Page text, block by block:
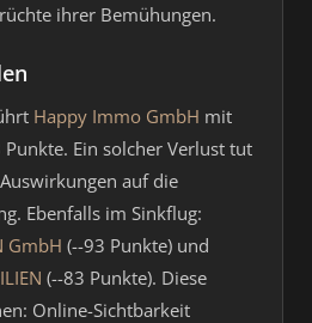
ihrer Bemühungen.
Happy Immo GmbH mit
Ein solcher Verlust tut
auf die
Ebenfalls im Sinkflug:
GmbH (--93 Punkte) und
(--83 Punkte). Diese
Online-Sichtbarkeit